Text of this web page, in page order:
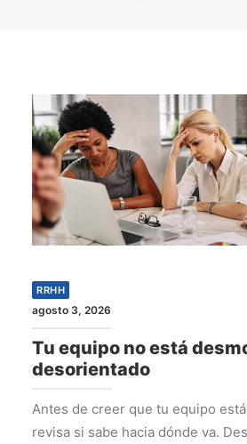
RRHH
agosto 3, 2026
Tu equipo no está
desorientado
Antes de creer que tu equipo
revisa si sabe hacia dónde va.